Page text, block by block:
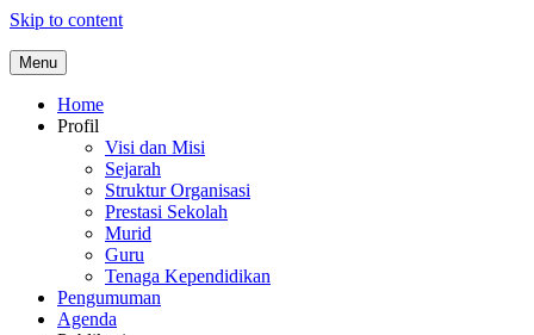
Skip to content
Menu
Home
Profil
Visi dan Misi
Sejarah
Struktur Organisasi
Prestasi Sekolah
Murid
Guru
Tenaga Kependidikan
Pengumuman
Agenda